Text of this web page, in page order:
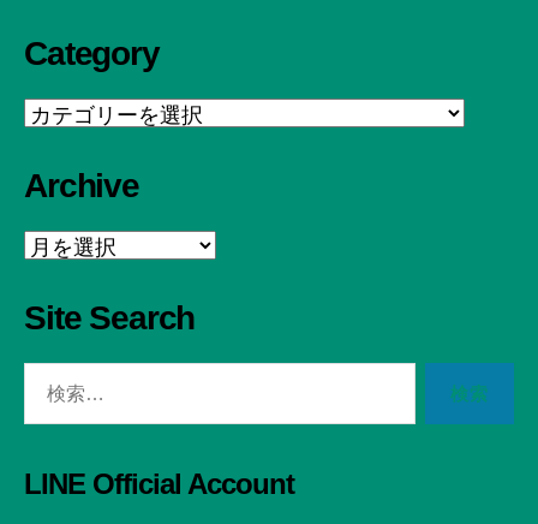
Category
Category
Archive
Archive
Site Search
LINE Official Account